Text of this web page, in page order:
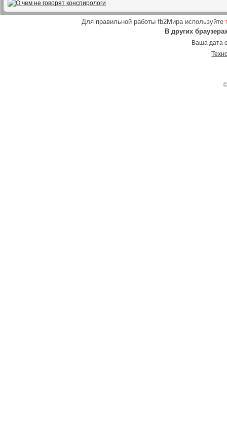
Для правильной работы fb2Мира используйте
В других
Ваша дата